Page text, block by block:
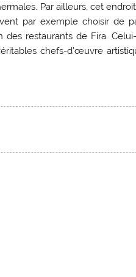
Par ailleurs, cet
par exemple choisir de
restaurants de Fira.
chefs-d’œuvre